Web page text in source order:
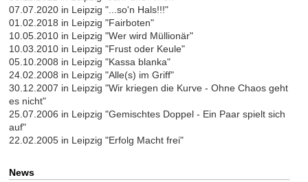
07.07.2020 in Leipzig "...so'n Hals!!!"
01.02.2018 in Leipzig "Fairboten"
10.05.2010 in Leipzig "Wer wird Müllionär"
10.03.2010 in Leipzig "Frust oder Keule"
05.10.2008 in Leipzig "Kassa blanka"
24.02.2008 in Leipzig "Alle(s) im Griff"
30.12.2007 in Leipzig "Wir kriegen die Kurve - Ohne Chaos geht
es nicht"
25.07.2006 in Leipzig "Gemischtes Doppel - Ein Paar spielt sich
auf"
22.02.2005 in Leipzig "Erfolg Macht frei"
News